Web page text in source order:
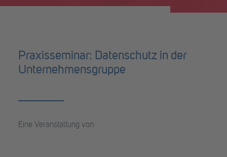
Praxisseminar: Datenschutz in der
Unternehmensgruppe
Eine Veranstaltung von